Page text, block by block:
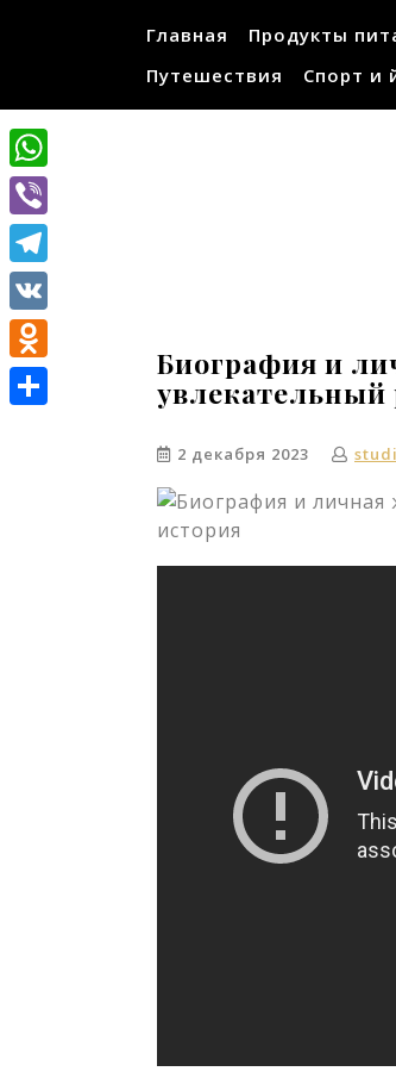
Главная Продукты
Путешествия
Спорт и
Биография и
увлекательный
2 декабря 2023
WhatsApp
Viber
Telegram
VK
Odnoklassniki